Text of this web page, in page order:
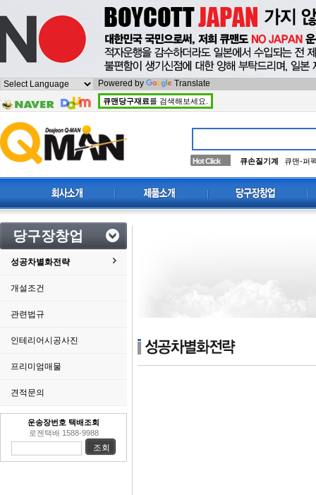
Powered by Translate
큐맨당구재료를 검색해보세요.
Hot Click 큐손질기계 큐맨-퍼
당구장창업
성공차별화전략
개설조건
관련법규
인테리어시공사진
프리미엄매물
견적문의
운송장번호 택배조회
로젠택배 1588-9988
조회